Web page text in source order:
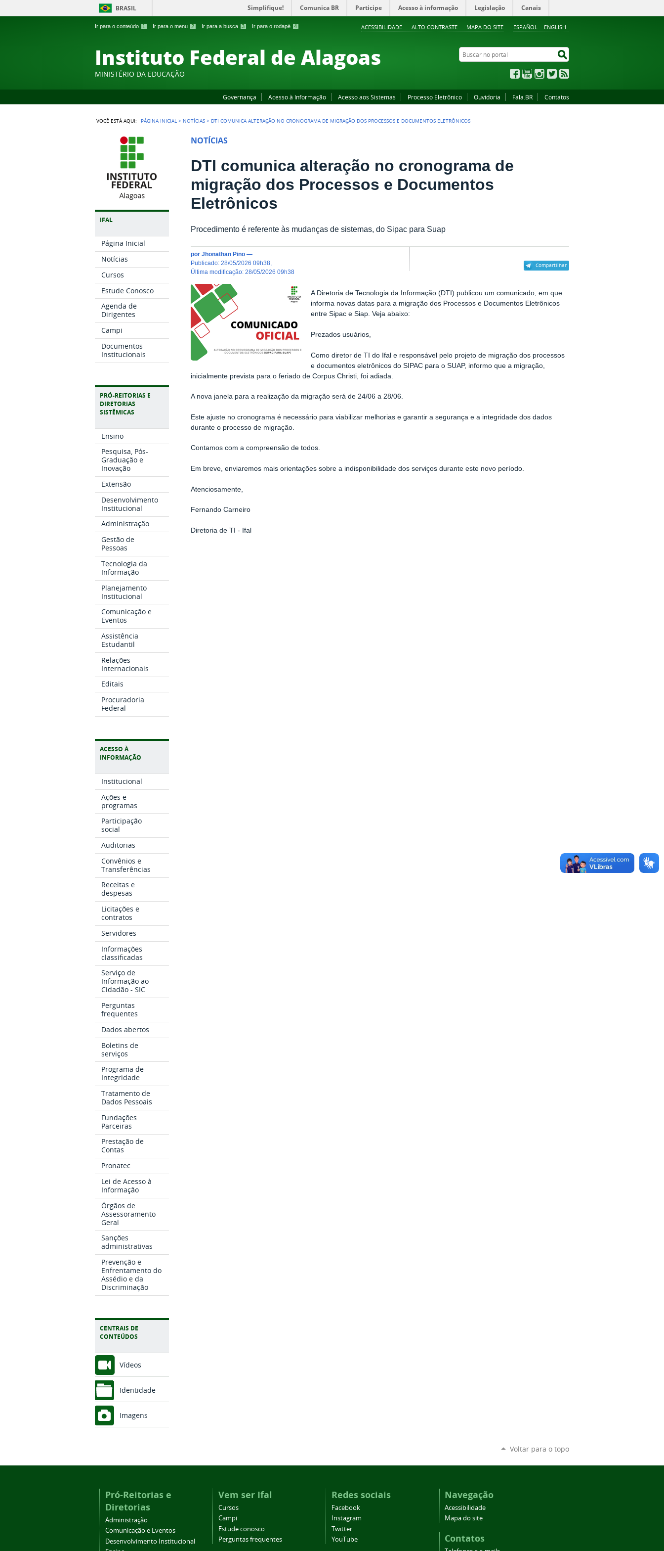
Ir para o conteúdo 1 Ir para o menu 2 Ir para a busca 3 Ir para o rodapé 4 ESPAÑOL ENGLISH
ACESSIBILIDADE ALTO CONTRASTE MAPA DO SITE
BRASIL Simplifique! Comunica BR Participe Acesso à informação Legislação Canais
Instituto Federal de Alagoas
MINISTÉRIO DA EDUCAÇÃO
Buscar no portal
FacebookYouTubeInstagram
Twitter
Governança Acesso à Informação Acesso aos Sistemas Processo Eletrônico Ouvidoria Fala.BR Contatos
VOCÊ ESTÁ AQUI: PÁGINA INICIAL > NOTÍCIAS > DTI COMUNICA ALTERAÇÃO NO CRONOGRAMA DE MIGRAÇÃO DOS PROCESSOS E DOCUMENTOS ELETRÔNICOS
IFAL
Página Inicial
Notícias
Cursos
Estude Conosco
Agenda de
Dirigentes
Campi
Documentos
Institucionais
PRÓ-REITORIAS E
DIRETORIAS
SISTÊMICAS
Ensino
Pesquisa, Pós-
Graduação e
Inovação
Extensão
Desenvolvimento
Institucional
Administração
Gestão de
Pessoas
Tecnologia da
Informação
Planejamento
Institucional
Comunicação e
Eventos
Assistência
Estudantil
Relações
Internacionais
Editais
Procuradoria
Federal
ACESSO À
INFORMAÇÃO
Institucional
Ações e
programas
Participação
social
Auditorias
Convênios e
Transferências
Receitas e
despesas
Licitações e
contratos
Servidores
Informações
classificadas
Serviço de
Informação ao
Cidadão - SIC
Perguntas
frequentes
Dados abertos
Boletins de
serviços
Programa de
Integridade
Tratamento de
Dados Pessoais
Fundações
Parceiras
Prestação de
Contas
Pronatec
Lei de Acesso à
Informação
Órgãos de
Assessoramento
Geral
Sanções
administrativas
Prevenção e
Enfrentamento do
Assédio e da
Discriminação
CENTRAIS DE
CONTEÚDOS
Vídeos
Identidade
Imagens
NOTÍCIAS
DTI comunica alteração no cronograma de
migração dos Processos e Documentos
Eletrônicos
Procedimento é referente às mudanças de sistemas, do Sipac para Suap
Compartilhar
porJhonathan Pino —
publicado:28/05/2026 09h38
última modificação:28/05/2026 09h38
A Diretoria de Tecnologia da Informação (DTI) publicou um comunicado, em que
informa novas datas para a migração dos Processos e Documentos Eletrônicos
entre Sipac e Siap. Veja abaixo:
Prezados usuários,
Como diretor de TI do Ifal e responsável pelo projeto de migração dos processos
e documentos eletrônicos do SIPAC para o SUAP, informo que a migração,
inicialmente prevista para o feriado de Corpus Christi, foi adiada.
A nova janela para a realização da migração será de 24/06 a 28/06.
Este ajuste no cronograma é necessário para viabilizar melhorias e garantir a segurança e a integridade dos dados
durante o processo de migração.
Contamos com a compreensão de todos.
Em breve, enviaremos mais orientações sobre a indisponibilidade dos serviços durante este novo período.
Atenciosamente,
Fernando Carneiro
Diretoria de TI - Ifal
Voltar para o topo
Pró-Reitorias e
Diretorias
Administração
Comunicação e Eventos
Desenvolvimento Institucional
Vem ser Ifal
Cursos
Campi
Estude conosco
Perguntas frequentes
Redes sociais
Facebook
Instagram
Twitter
YouTube
Navegação
Acessibilidade
Mapa do site
Contatos